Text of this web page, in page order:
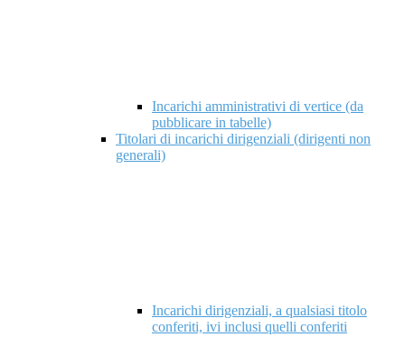
Incarichi amministrativi di vertice (da
pubblicare in tabelle)
Titolari di incarichi dirigenziali (dirigenti non
generali)
Incarichi dirigenziali, a qualsiasi titolo
conferiti, ivi inclusi quelli conferiti